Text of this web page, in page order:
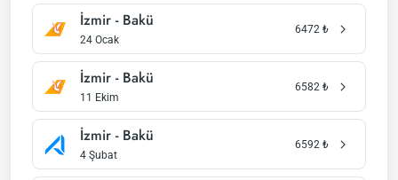
İzmir - Bakü
24 Ocak
6472 ₺
İzmir - Bakü
11 Ekim
6582 ₺
İzmir - Bakü
4 Şubat
6592 ₺